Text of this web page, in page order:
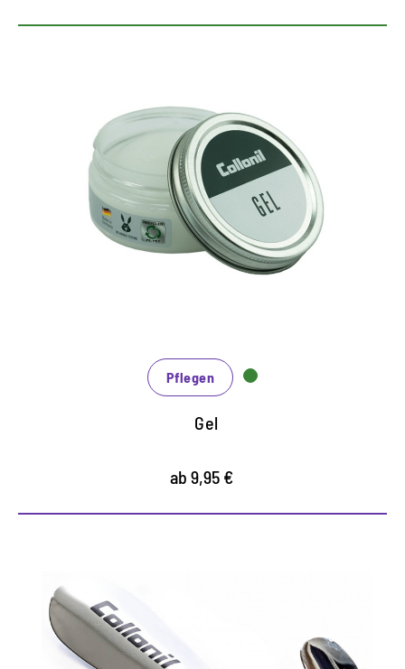
Leichte, transparente
Gelpflege
frischt Leder und Synthetik auf
hält Materialien geschmeidig und sorgt für ein
Pflegen
Gel
ab 9,95 €
Handlicher Schuhlöffel